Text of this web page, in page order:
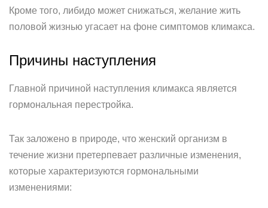
Кроме того, либидо может снижаться, желание жить
половой жизнью угасает на фоне симптомов климакса.
Причины наступления
Главной причиной наступления климакса является
гормональная перестройка.
Так заложено в природе, что женский организм в
течение жизни претерпевает различные изменения,
которые характеризуются гормональными
изменениями: